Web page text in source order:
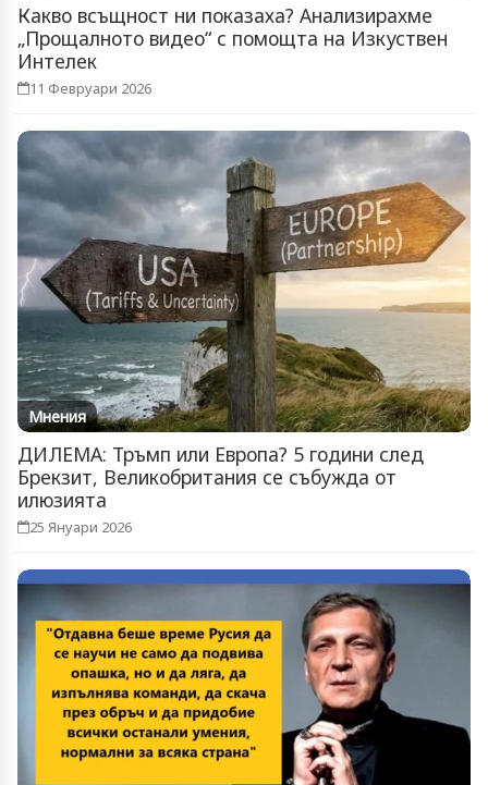
Какво всъщност ни показаха? Анализирахме
„Прощалното видео“ с помощта на Изкуствен
Интелек
11 Февруари 2026
Мнения
ДИЛЕМА: Тръмп или Европа? 5 години след
Брекзит, Великобритания се събужда от
илюзията
25 Януари 2026